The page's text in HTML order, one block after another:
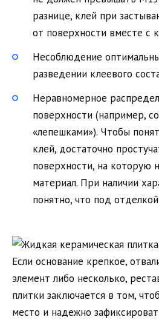
разнице, клей при
от поверхности вместе с
Несоблюдение
разведении клеевого
Неравномерное
поверхности (например,
«лепешками»). Чтобы
клей, достаточно
поверхности, на которую
материал. При наличии
понятно, что под
Если основание крепкое,
элемент либо несколько,
плитки заключается в том,
место и надежно